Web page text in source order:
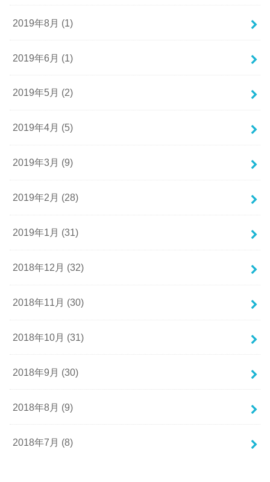
2019年8月 (1)
2019年6月 (1)
2019年5月 (2)
2019年4月 (5)
2019年3月 (9)
2019年2月 (28)
2019年1月 (31)
2018年12月 (32)
2018年11月 (30)
2018年10月 (31)
2018年9月 (30)
2018年8月 (9)
2018年7月 (8)